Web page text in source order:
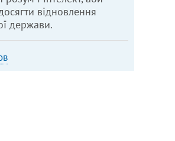
відновлення
держави.